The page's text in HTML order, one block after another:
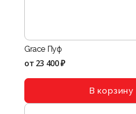
Grace Пуф
от 23 400 ₽
В корзину